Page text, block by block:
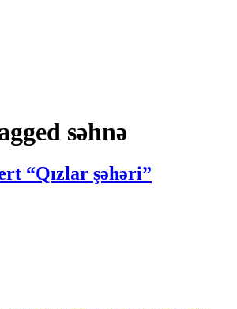
səhnə
“Qızlar şəhəri”